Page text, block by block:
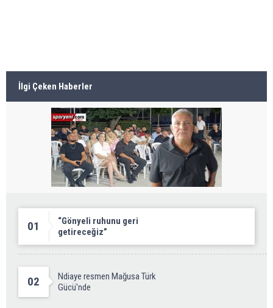
İlgi Çeken Haberler
01
“Gönyeli ruhunu geri
getireceğiz”
02
Ndiaye resmen Mağusa Türk
Gücü'nde